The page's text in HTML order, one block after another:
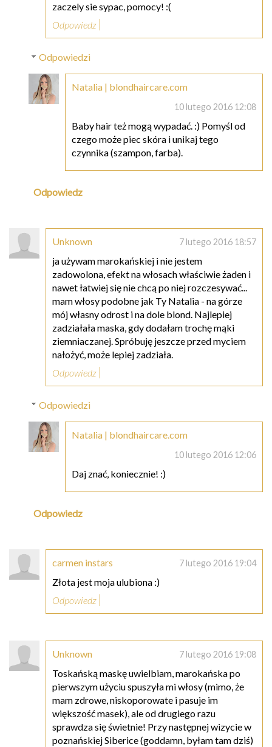
zaczely sie sypac, pomocy! :(
Odpowiedz
Odpowiedzi
Natalia | blondhaircare.com
10 lutego 2016 12:08
Baby hair też mogą wypadać. :) Pomyśl od
czego może piec skóra i unikaj tego
czynnika (szampon, farba).
Odpowiedz
Unknown 7 lutego 2016 18:57
ja używam marokańskiej i nie jestem
zadowolona, efekt na włosach właściwie żaden i
nawet łatwiej się nie chcą po niej rozczesywać...
mam włosy podobne jak Ty Natalia - na górze
mój własny odrost i na dole blond. Najlepiej
zadziałała maska, gdy dodałam trochę mąki
ziemniaczanej. Spróbuję jeszcze przed myciem
nałożyć, może lepiej zadziała.
Odpowiedz
Odpowiedzi
Natalia | blondhaircare.com
10 lutego 2016 12:06
Daj znać, koniecznie! :)
Odpowiedz
carmen instars 7 lutego 2016 19:04
Złota jest moja ulubiona :)
Odpowiedz
Unknown 7 lutego 2016 19:08
Toskańską maskę uwielbiam, marokańska po
pierwszym użyciu spuszyła mi włosy (mimo, że
mam zdrowe, niskoporowate i pasuje im
większość masek), ale od drugiego razu
sprawdza się świetnie! Przy następnej wizycie w
poznańskiej Siberice (goddamn, byłam tam dziś)